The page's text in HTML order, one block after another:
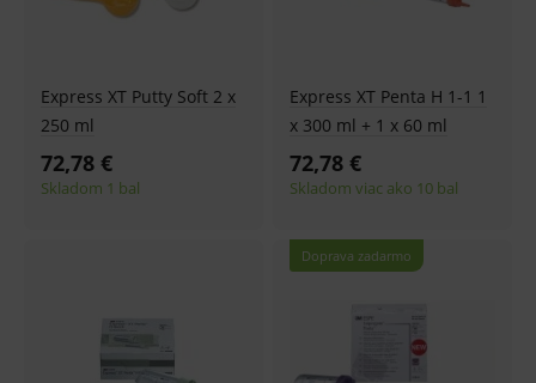
Express XT Putty Soft 2 x
250 ml
72,78 €
Skladom 1 bal
Express XT Penta H 1-1 1
x 300 ml + 1 x 60 ml
72,78 €
Skladom viac ako 10 bal
Doprava zadarmo